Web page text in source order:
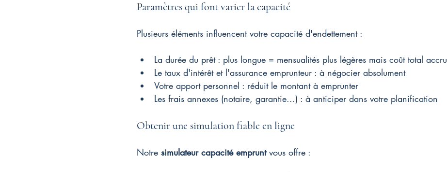
Paramètres qui font varier la capacité
Plusieurs éléments influencent votre capacité d'endettement :
La durée du prêt : plus longue = mensualités plus légères mais coût total accru
Le taux d'intérêt et l'assurance emprunteur : à négocier absolument
Votre apport personnel : réduit le montant à emprunter
Les frais annexes (notaire, garantie...) : à anticiper dans votre planification
Obtenir une simulation fiable en ligne
Notre simulateur capacité emprunt vous offre :